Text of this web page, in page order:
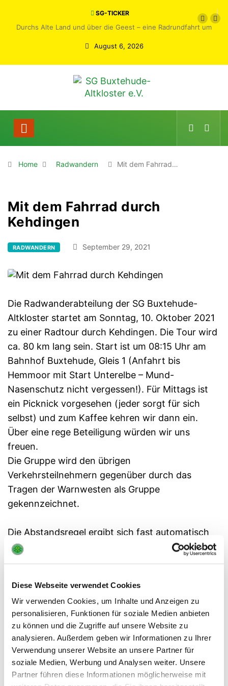
Diese Webseite verwendet Cookies
Wir verwenden Cookies, um Inhalte und Anzeigen zu
personalisieren, Funktionen für soziale Medien anbieten
zu können und die Zugriffe auf unsere Website zu
analysieren. Außerdem geben wir Informationen zu Ihrer
Verwendung unserer Website an unsere Partner für
soziale Medien, Werbung und Analysen weiter. Unsere
Partner führen diese Informationen möglicherweise mit
SG-TICKER
Durchs Alte Land und über die Geest – eine Radrundfahrt um
August 6, 2026
Home Radwandern Mit dem Fahrrad…
Mit dem Fahrrad durch
Kehdingen
RADWANDERN September 29, 2021
Die Radwanderabteilung der SG Buxtehude-
Altkloster startet am Sonntag, 10. Oktober 2021
zu einer Radtour durch Kehdingen. Die Tour wird
ca. 80 km lang sein. Start ist um 08:15 Uhr am
Bahnhof Buxtehude, Gleis 1 (Anfahrt bis
Hemmoor mit Start Unterelbe – Mund-
Nasenschutz nicht vergessen!). Für Mittags ist
ein Picknick vorgesehen (jeder sorgt für sich
selbst) und zum Kaffee kehren wir dann ein.
Über eine rege Beteiligung würden wir uns
freuen.
Die Gruppe wird den übrigen
Verkehrsteilnehmern gegenüber durch das
Tragen der Warnwesten als Gruppe
gekennzeichnet.
Die Abstandsregel ergibt sich fast automatisch
(ein Fahrrad ist ca. 2 Meter lang – wir fahren
Verpflegung bringt sowieso jeder Teilnehmer
selbst mit. Es werden nur Teilnehmer zugelassen,
die vorsorglich einen Mund-Nasen-Schutz parat
haben (Verletzung / Reparatur am Fahrrad).
Hinweise auf die zusätzlichen Hygiene-Regeln
werden schon bei der Ankündigung der Radtour
auf der Homepage der SG angeführt.